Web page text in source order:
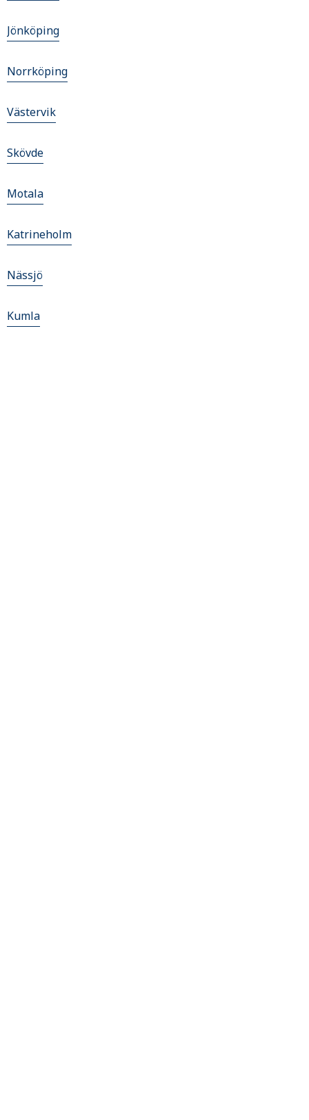
Jönköping
Norrköping
Västervik
Skövde
Motala
Katrineholm
Nässjö
Kumla